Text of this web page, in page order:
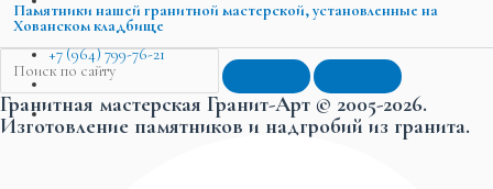
+7 (964) 799-76-21
Памятники нашей гранитной мастерской, установленные на
Хованском кладбище
Гранитная мастерская Гранит-Арт © 2005-2026.
Изготовление памятников и надгробий из гранита.